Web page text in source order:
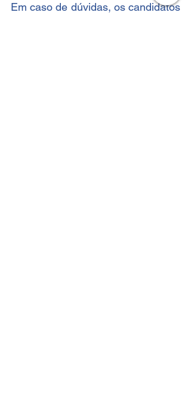
Em caso de dúvidas, os candidatos